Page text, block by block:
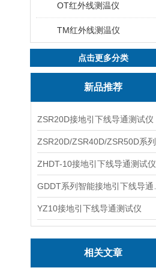
OT红外线测温仪
TM红外线测温仪
点击更多分类
新品推荐
ZSR20D接地引下线导通测试仪
ZHDT-10接地引下线导通测试仪
YZ10接地引下线导通测试仪
相关文章